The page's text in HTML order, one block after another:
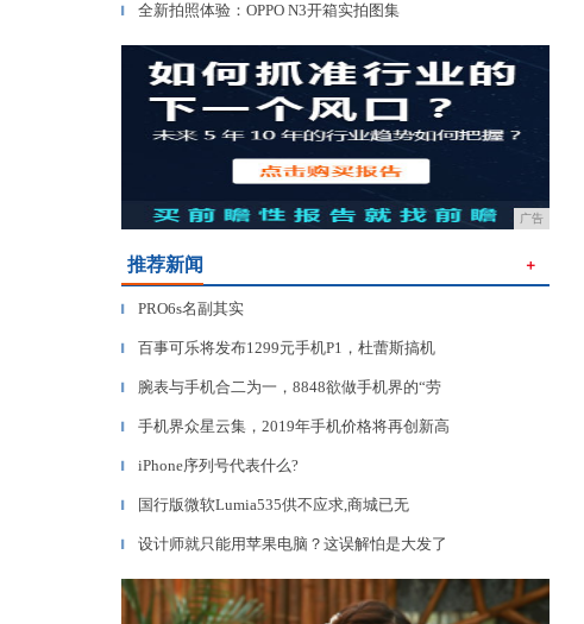
▎ 全新拍照体验：OPPO N3开箱实拍图集
广告
推荐新闻 ＋
▎ PRO6s名副其实
▎ 百事可乐将发布1299元手机P1，杜蕾斯搞机
▎ 腕表与手机合二为一，8848欲做手机界的“劳
▎ 手机界众星云集，2019年手机价格将再创新高
▎ iPhone序列号代表什么?
▎ 国行版微软Lumia535供不应求,商城已无
▎ 设计师就只能用苹果电脑？这误解怕是大发了